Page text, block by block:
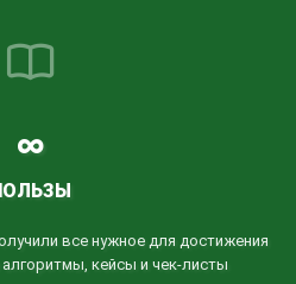
∞
все нужное для достижения
кейсы и чек-листы